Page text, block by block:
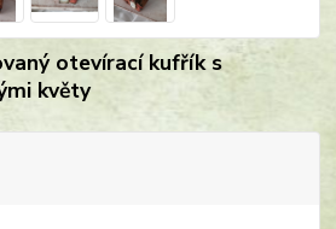
otevírací kufřík s
květy